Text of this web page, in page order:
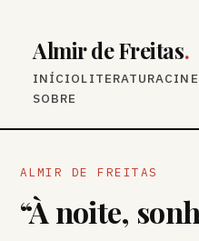
Almir de Freitas.
INÍCIOLITERATURA
SOBRE
ALMIR DE FREITAS
“À noite,